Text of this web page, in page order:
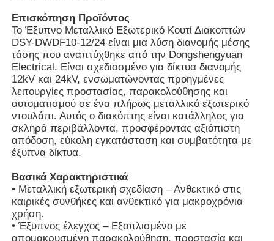
Επισκόπηση Προϊόντος
Το Έξυπνο Μεταλλικό Εξωτερικό Κουτί Διακοπτών
DSY-DWDF10-12/24 είναι μια λύση διανομής μέσης
τάσης που αναπτύχθηκε από την Dongshengyuan
Electrical. Είναι σχεδιασμένο για δίκτυα διανομής
12kV και 24kV, ενσωματώνοντας προηγμένες
λειτουργίες προστασίας, παρακολούθησης και
αυτοματισμού σε ένα πλήρως μεταλλικό εξωτερικό
ντουλάπι. Αυτός ο διακόπτης είναι κατάλληλος για
σκληρά περιβάλλοντα, προσφέροντας αξιόπιστη
απόδοση, εύκολη εγκατάσταση και συμβατότητα με
έξυπνα δίκτυα.
Βασικά Χαρακτηριστικά
• Μεταλλική εξωτερική σχεδίαση – Ανθεκτικό στις
καιρικές συνθήκες και ανθεκτικό για μακροχρόνια
χρήση.
• Έξυπνος έλεγχος – Εξοπλισμένο με
απομακρυσμένη παρακολούθηση, προστασία και